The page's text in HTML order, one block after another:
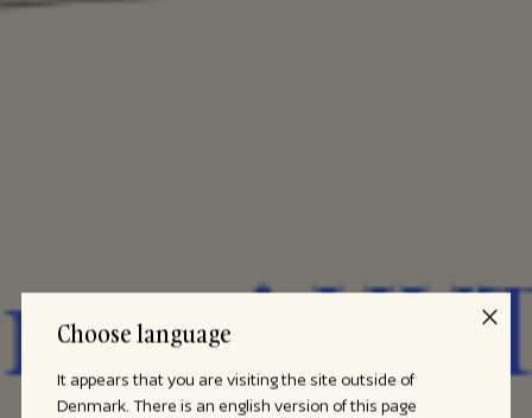
Choose language
It appears that you are visiting the site outside of
Denmark. There is an english version of this page